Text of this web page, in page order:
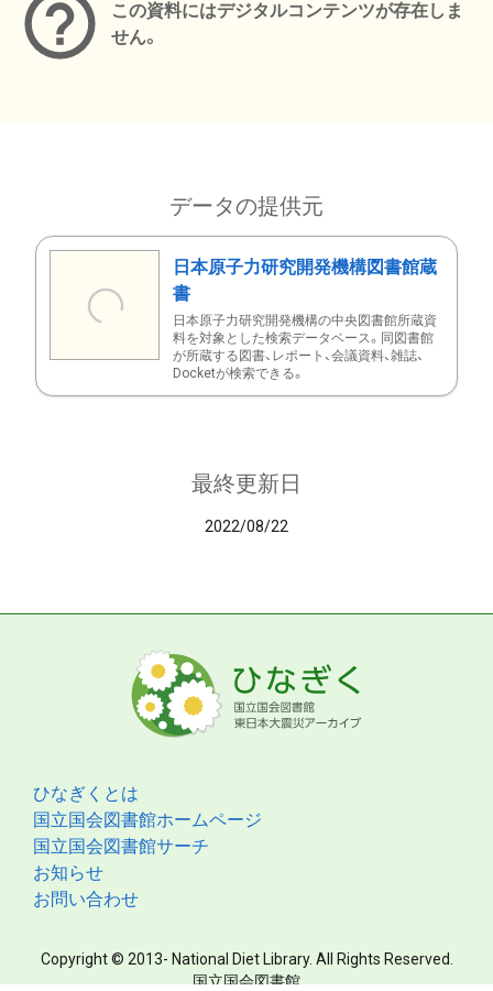
この資料にはデジタルコンテンツが存在しま
せん。
データの提供元
日本原子力研究開発機構図書館蔵
書
日本原子力研究開発機構の中央図書館所蔵資
料を対象とした検索データベース。同図書館
が所蔵する図書、レポート、会議資料、雑誌、
Docketが検索できる。
最終更新日
2022/08/22
ひなぎくとは
国立国会図書館ホームページ
国立国会図書館サーチ
お知らせ
お問い合わせ
Copyright © 2013- National Diet Library. All Rights Reserved.